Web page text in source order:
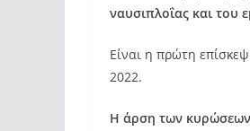
ναυσιπλοΐας και του
Είναι η πρώτη
2022.
Η άρση των κυρώσεων